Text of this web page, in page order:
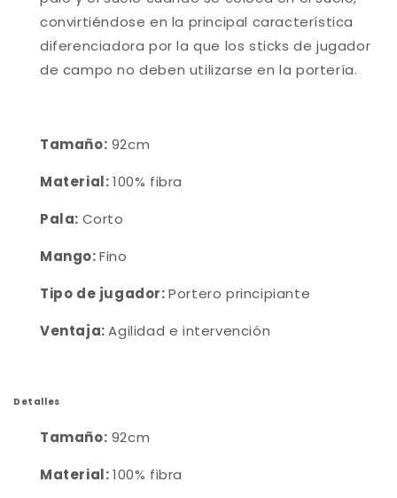
convirtiéndose en la principal característica
diferenciadora por la que los sticks de jugador
de campo no deben utilizarse en la portería.
Tamaño: 92cm
Material:100% fibra
Pala: Corto
Mango: Fino
Tipo de jugador:Portero principiante
Ventaja: Agilidad e intervención
Detalles
Tamaño: 92cm
Material:100% fibra